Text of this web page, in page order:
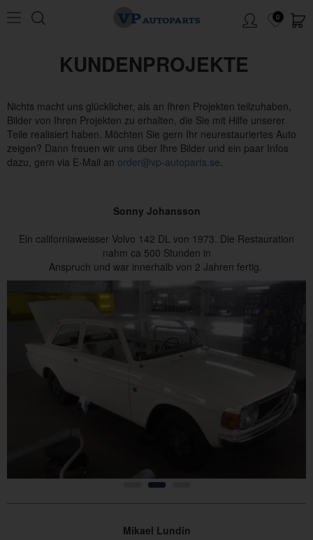
0
KUNDENPROJEKTE
Nichts macht uns glücklicher, als an Ihren Projekten teilzuhaben,
Bilder von Ihren Projekten zu erhalten, die Sie mit Hilfe unserer
Teile realisiert haben. Möchten Sie gern Ihr neurestauriertes Auto
zeigen? Dann freuen wir uns über Ihre Bilder und ein paar Infos
dazu, gern via E-Mail an order@vp-autoparts.se.
Sonny Johansson
Ein californiaweisser Volvo 142 DL von 1973. Die Restauration
nahm ca 500 Stunden in
Anspruch und war innerhalb von 2 Jahren fertig.
Mikael Lundin